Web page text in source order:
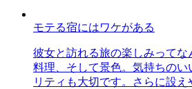
モテる宿にはワケがある
彼女と訪れる旅の楽しみって
料理、そして景色。気持ちのい
リティも大切です。さらに設